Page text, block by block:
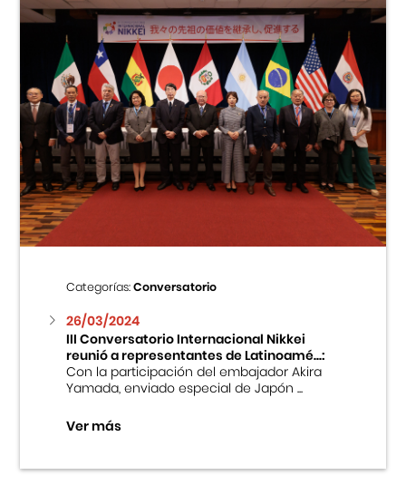
Categorías:Conversatorio
26/03/2024
III Conversatorio Internacional Nikkei
reunió a representantes de Latinoamé...:
Con la participación del embajador Akira
Yamada, enviado especial de Japón ...
Ver más